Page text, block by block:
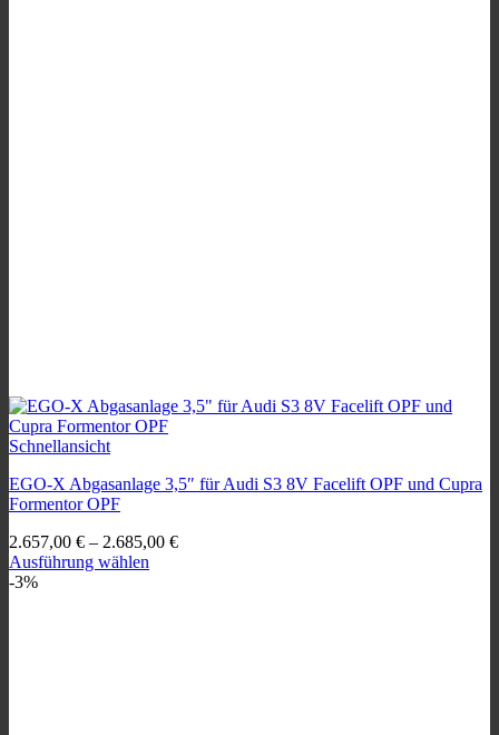
Schnellansicht
EGO-X Abgasanlage 3,5″ für Audi S3 8V Facelift OPF und Cupra
Formentor OPF
2.657,00 € – 2.685,00 €
Ausführung wählen
Dieses
-3%